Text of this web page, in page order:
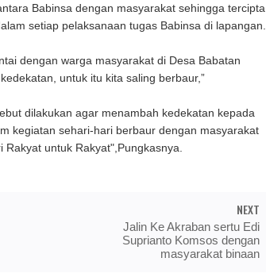
Babinsa dengan masyarakat sehingga tercipta
setiap pelaksanaan tugas Babinsa di lapangan.
dengan warga masyarakat di Desa Babatan
untuk itu kita saling berbaur,”
dilakukan agar menambah kedekatan kepada
kegiatan sehari-hari berbaur dengan masyarakat
Rakyat untuk Rakyat",Pungkasnya.
NEXT
Jalin Ke Akraban sertu Edi
Suprianto Komsos dengan
masyarakat binaan